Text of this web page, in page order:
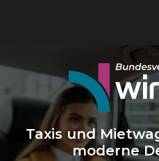
Taxis und
moderne